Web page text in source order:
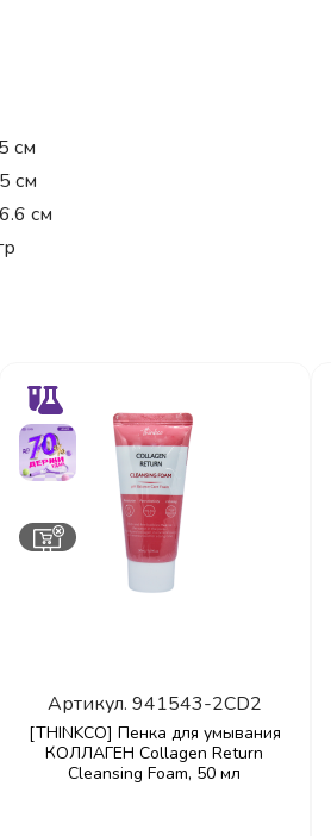
см
см
см
Артикул. 941543-2CD2
[THINKCO] Пенка для умывания
КОЛЛАГЕН Collagen Return
Cleansing Foam, 50 мл